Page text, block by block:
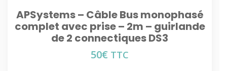
APSystems – Câble Bus monophasé
complet avec prise – 2m – guirlande
de 2 connectiques DS3
50€ TTC